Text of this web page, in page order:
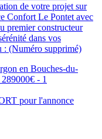
de votre projet sur
Confort Le Pontet avec
premier constructeur
dans vos
: (Numéro supprimé)